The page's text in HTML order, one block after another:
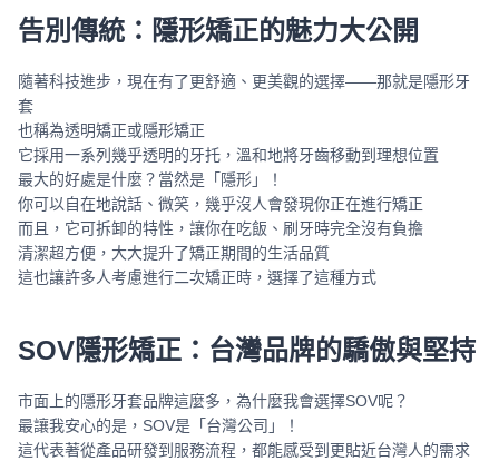
告別傳統：隱形矯正的魅力大公開
隨著科技進步，現在有了更舒適、更美觀的選擇——那就是隱形牙
套
也稱為透明矯正或隱形矯正
它採用一系列幾乎透明的牙托，溫和地將牙齒移動到理想位置
最大的好處是什麼？當然是「隱形」！
你可以自在地說話、微笑，幾乎沒人會發現你正在進行矯正
而且，它可拆卸的特性，讓你在吃飯、刷牙時完全沒有負擔
清潔超方便，大大提升了矯正期間的生活品質
這也讓許多人考慮進行二次矯正時，選擇了這種方式
SOV隱形矯正：台灣品牌的驕傲與堅持
市面上的隱形牙套品牌這麼多，為什麼我會選擇SOV呢？
最讓我安心的是，SOV是「台灣公司」！
這代表著從產品研發到服務流程，都能感受到更貼近台灣人的需求